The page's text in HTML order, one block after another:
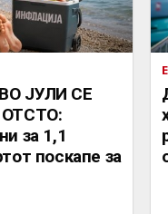
ЈУЛИ СЕ
за 1,1
поскапе за